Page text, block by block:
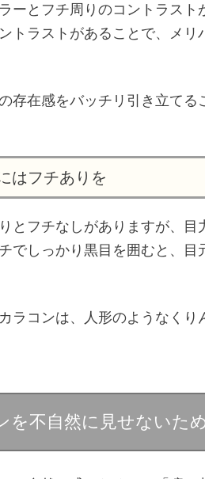
ーとフチ周りのコントラス
トラストがあることで、メ
存在感をバッチリ引き立て
はフチありを
とフチなしがありますが、
でしっかり黒目を囲むと、
ラコンは、人形のようなくり
を不自然に見せないた